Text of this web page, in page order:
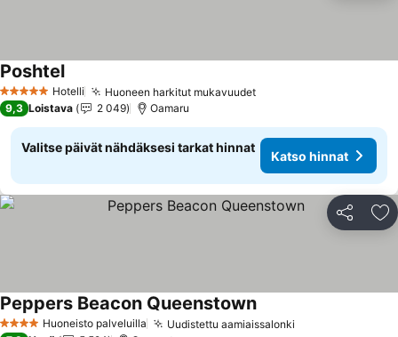
5 Tähtiluokitus
Hotelli Huoneen harkitut mukavuudetKatso hinnat
PoshtelKatso hinnat
9,3 Loistava 2 049 Oamaru
Valitse päivät nähdäksesi tarkat hinnat
Katso hinnat
Jaa
4 TähtiluokitusHuoneisto palveluilla Uudistettu aamiaissalonki
Peppers Beacon QueenstownKatso hinnat